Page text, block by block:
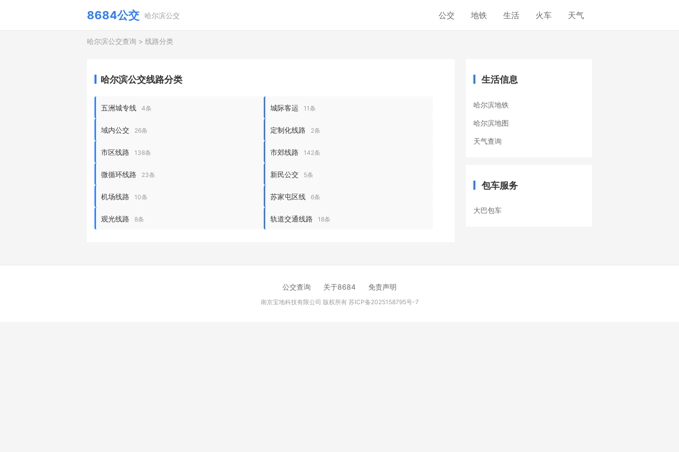
8684公交 哈尔滨公交 公交 地铁 生活 火车 天气
哈尔滨公交查询 > 线路分类
哈尔滨公交线路分类
五洲城专线 4条 城际客运 11条
域内公交 26条 定制化线路 2条
市区线路 138条 市郊线路 142条
微循环线路 23条 新民公交 5条
机场线路 10条 苏家屯区线 6条
观光线路 8条 轨道交通线路 18条
生活信息
哈尔滨地铁
哈尔滨地图
天气查询
包车服务
大巴包车
公交查询 关于8684 免责声明
南京宝地科技有限公司 版权所有 苏ICP备2025158795号-7